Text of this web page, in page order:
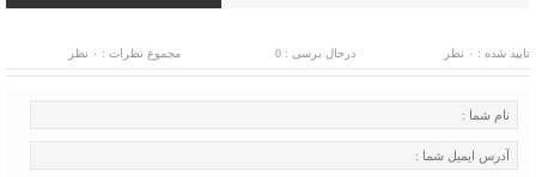
تایید شده : ۰ نظر درحال برسی : 0 مجموع نظرات : ۰ نظر